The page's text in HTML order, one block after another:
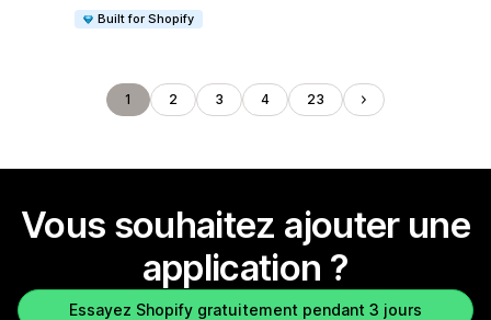
Built for Shopify
1 2 3 4 23
Vous souhaitez ajouter une
application ?
Essayez Shopify gratuitement pendant 3 jours